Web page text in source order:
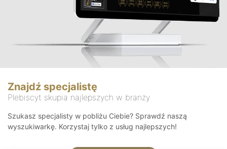
Znajdź specjalistę
Plebiscyt skupia najlepszych w branży
Szukasz specjalisty w pobliżu Ciebie? Sprawdź naszą
wyszukiwarkę. Korzystaj tylko z usług najlepszych!